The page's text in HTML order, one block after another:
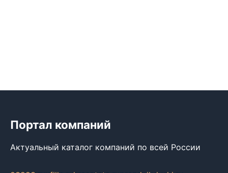
Портал компаний
Актуальный каталог компаний по всей России